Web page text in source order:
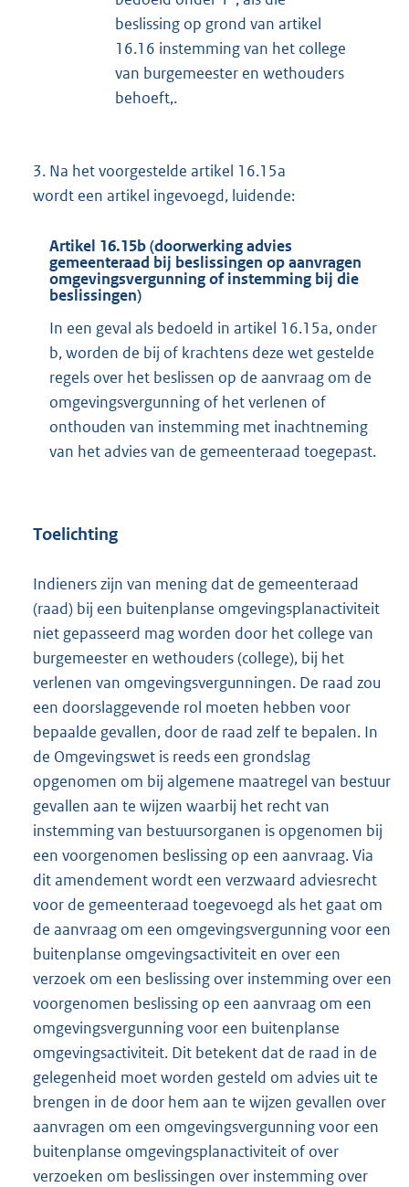
beslissing op grond van artikel
16.16 instemming van het college
van burgemeester en wethouders
behoeft,.
3. Na het voorgestelde artikel 16.15a
wordt een artikel ingevoegd, luidende:
Artikel 16.15b (doorwerking advies
gemeenteraad bij beslissingen op aanvragen
omgevingsvergunning of instemming bij die
beslissingen)
In een geval als bedoeld in artikel 16.15a, onder
b, worden de bij of krachtens deze wet gestelde
regels over het beslissen op de aanvraag om de
omgevingsvergunning of het verlenen of
onthouden van instemming met inachtneming
van het advies van de gemeenteraad toegepast.
Toelichting
Indieners zijn van mening dat de gemeenteraad
(raad) bij een buitenplanse omgevingsplanactiviteit
niet gepasseerd mag worden door het college van
burgemeester en wethouders (college), bij het
verlenen van omgevingsvergunningen. De raad zou
een doorslaggevende rol moeten hebben voor
bepaalde gevallen, door de raad zelf te bepalen. In
de Omgevingswet is reeds een grondslag
opgenomen om bij algemene maatregel van bestuur
gevallen aan te wijzen waarbij het recht van
instemming van bestuursorganen is opgenomen bij
een voorgenomen beslissing op een aanvraag. Via
dit amendement wordt een verzwaard adviesrecht
voor de gemeenteraad toegevoegd als het gaat om
de aanvraag om een omgevingsvergunning voor een
buitenplanse omgevingsactiviteit en over een
verzoek om een beslissing over instemming over een
voorgenomen beslissing op een aanvraag om een
omgevingsvergunning voor een buitenplanse
omgevingsactiviteit. Dit betekent dat de raad in de
gelegenheid moet worden gesteld om advies uit te
brengen in de door hem aan te wijzen gevallen over
aanvragen om een omgevingsvergunning voor een
buitenplanse omgevingsplanactiviteit of over
verzoeken om beslissingen over instemming over